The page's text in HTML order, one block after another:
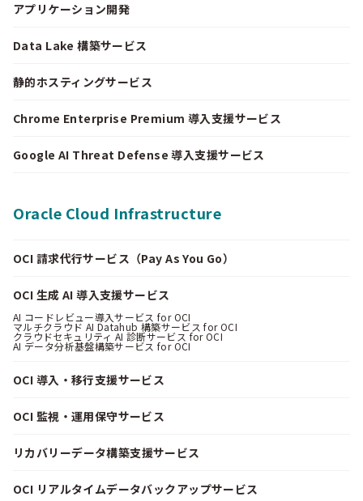
アプリケーション開発
Data Lake 構築サービス
静的ホスティングサービス
Chrome Enterprise Premium 導入支援サービス
Google AI Threat Defense 導入支援サービス
Oracle Cloud Infrastructure
OCI 請求代行サービス（Pay As You Go）
OCI 生成 AI 導入支援サービス
AI コードレビュー導入サービス for OCI
マルチクラウド AI Datahub 構築サービス for OCI
クラウドセキュリティ AI 診断サービス for OCI
AI データ分析基盤構築サービス for OCI
OCI 導入・移行支援サービス
OCI 監視・運用保守サービス
リカバリーデータ構築支援サービス
OCI リアルタイムデータバックアップサービス